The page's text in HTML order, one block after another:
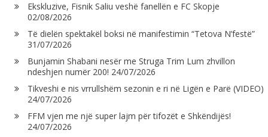
Ekskluzive, Fisnik Saliu veshë fanellën e FC Skopje
02/08/2026
Të dielën spektakël boksi në manifestimin “Tetova N’festë”
31/07/2026
Bunjamin Shabani nesër me Struga Trim Lum zhvillon
ndeshjen numër 200! 24/07/2026
Tikveshi e nis vrrullshëm sezonin e ri në Ligën e Parë (VIDEO)
24/07/2026
FFM vjen me një super lajm për tifozët e Shkëndijës!
24/07/2026